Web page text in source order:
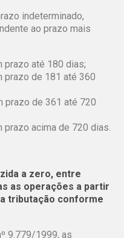
indeterminado,
ao prazo mais
prazo até 180 dias;
prazo de 181 até 360
prazo de 361 até 720
prazo acima de 720 dias.
a zero, entre
as operações a partir
tributação conforme
9.779/1999, as